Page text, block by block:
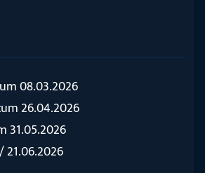
08.03.2026
26.04.2026
31.05.2026
21.06.2026